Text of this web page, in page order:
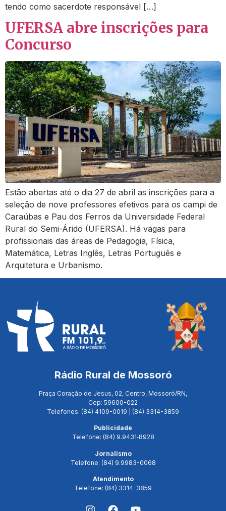
tendo como sacerdote responsável […]
UFERSA abre inscrições para
Concurso
Estão abertas até o dia 27 de abril as inscrições para a
seleção de nove professores efetivos para os campi de
Caraúbas e Pau dos Ferros da Universidade Federal
Rural do Semi-Árido (UFERSA). Há vagas para
profissionais das áreas de Pedagogia, Física,
Matemática, Letras Inglês, Letras Português e
Arquitetura e Urbanismo.
Rádio Rural de Mossoró
Praça Coração de Jesus, 02, Centro, Mossoró/RN,
Cep: 59600-022
Telefones: (84) 4109-0019 | (84) 3314-3859
Publicidade
Telefone: (84) 9.9431‑8928
Jornalismo
Telefone: (84) 9.9983-0068
Atendimento
Telefone: (84) 3314-3859